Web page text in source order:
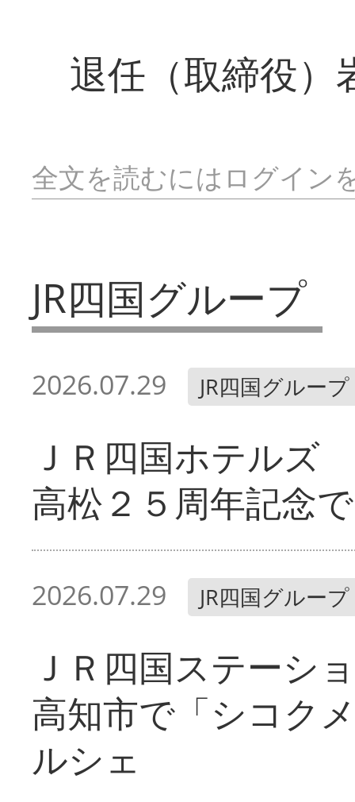
退任（取締役）
全文を読むにはログイン
JR四国グループ
2026.07.29 JR四国グループ
ＪＲ四国ホテル
高松２５周年記念
2026.07.29 JR四国グループ
ＪＲ四国ステー
高知市で「シコク
ルシェ